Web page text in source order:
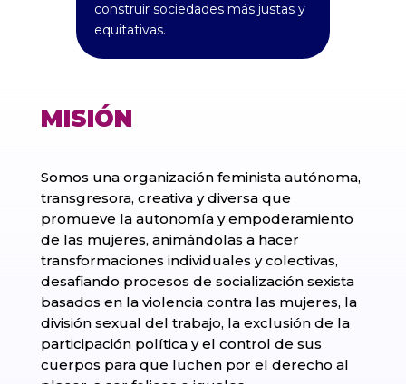
construir sociedades más justas y
equitativas.
MISIÓN
Somos una organización feminista autónoma,
transgresora, creativa y diversa que
promueve la autonomía y empoderamiento
de las mujeres, animándolas a hacer
transformaciones individuales y colectivas,
desafiando procesos de socialización sexista
basados en la violencia contra las mujeres, la
división sexual del trabajo, la exclusión de la
participación política y el control de sus
cuerpos para que luchen por el derecho al